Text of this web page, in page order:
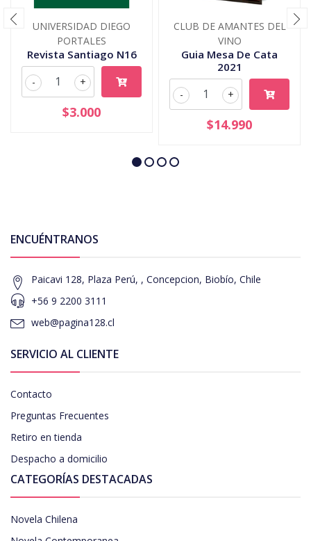
UNIVERSIDAD DIEGO
PORTALES
Revista Santiago N16
+
-
$3.000
CLUB DE AMANTES DEL
VINO
Guia Mesa De Cata
2021
+
-
$14.990
ENCUÉNTRANOS
Paicavi 128, Plaza Perú, , Concepcion, Biobío, Chile
+56 9 2200 3111
web@pagina128.cl
SERVICIO AL CLIENTE
Contacto
Preguntas Frecuentes
Retiro en tienda
Despacho a domicilio
CATEGORÍAS DESTACADAS
Novela Chilena